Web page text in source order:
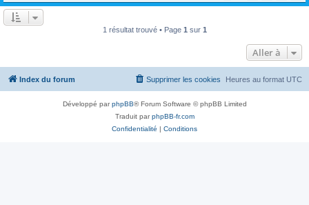
1 résultat trouvé • Page 1 sur 1
Aller à
Index du forum Heures au format UTC
Supprimer les cookies
Développé parphpBB® Forum Software © phpBB Limited
Traduit parphpBB-fr.com
Confidentialité | Conditions